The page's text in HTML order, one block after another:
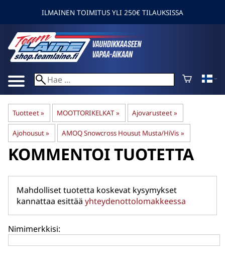
ILMAINEN TOIMITUS YLI 250€ TILAUKSISSA
Tuotteet‪» MOOTTORIKELKAT ‪» Ajovarusteet‪»
Ajohousut‪» AMOQ Snowcross Housut Musta/HiVis ‪»
KOMMENTOI TUOTETTA
Mahdolliset tuotetta koskevat kysymykset
kannattaa esittää yhteydenottolomakkeessa
Nimimerkkisi: